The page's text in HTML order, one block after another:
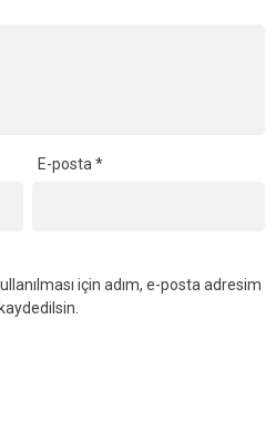
E-posta*
için adım, e-posta adresim